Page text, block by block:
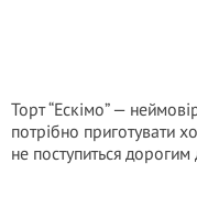
Торт “Ескімо” —
потрібно приготувати
не поступиться